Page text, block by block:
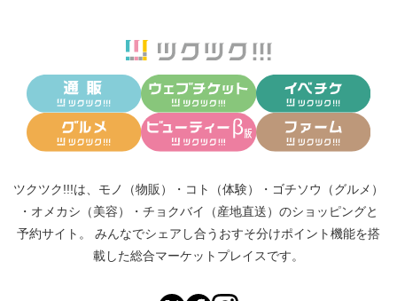
ツクツク!!!は、 モノ（物販） ・ コト（体験） ・ ゴチソウ（グルメ）
・ オメカシ（美容） ・ チョクバイ（産地直送） のショッピングと
予約サイト。
みんなでシェアし合う おすそ分けポイント機能を搭
載した総合マーケットプレイスです。